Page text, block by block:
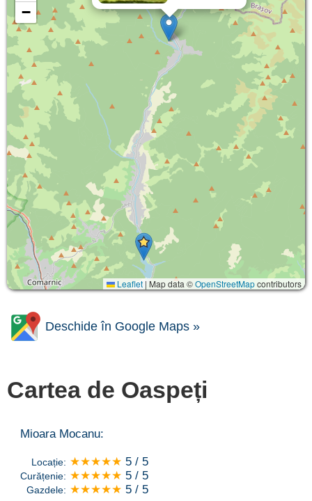
−
Leaflet | Map data ©OpenStreetMapcontributors
Deschide în Google Maps »
Cartea de Oaspeți
Mioara Mocanu:
Locație: ★★★★★ 5 / 5
Curățenie: ★★★★★ 5 / 5
Gazdele: ★★★★★ 5 / 5